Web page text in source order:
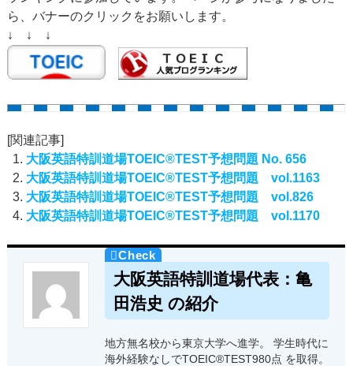
ら、バナーのクリックをお願いします。
↓ ↓ ↓
[関連記事]
大阪英語特訓道場TOEIC®TEST予想問題 No. 656
大阪英語特訓道場TOEIC®TEST予想問題 vol.1163
大阪英語特訓道場TOEIC®TEST予想問題 vol.826
大阪英語特訓道場TOEIC®TEST予想問題 vol.1170
大阪英語特訓道場代表：亀
田浩史 の紹介
地方無名校から東京大学へ進学。 学生時代に
海外経験なしでTOEIC®TEST980点 を取得。